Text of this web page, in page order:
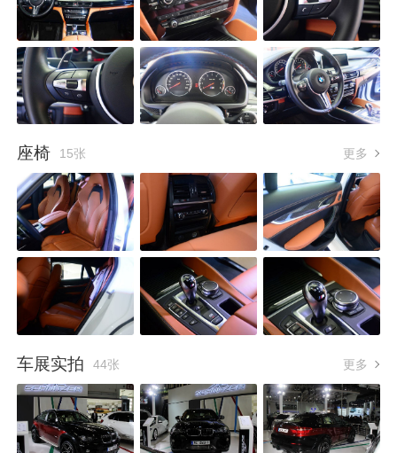
座椅 15张 更多
车展实拍 44张 更多